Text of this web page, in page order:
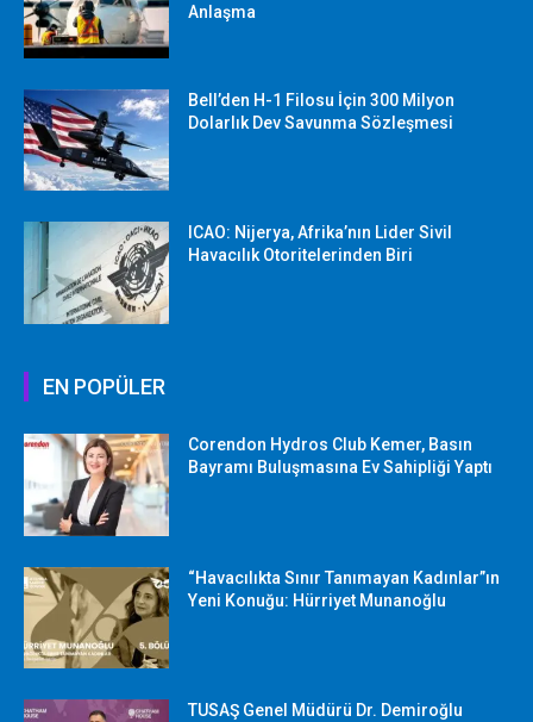
Anlaşma
Bell’den H-1 Filosu İçin 300 Milyon
Dolarlık Dev Savunma Sözleşmesi
ICAO: Nijerya, Afrika’nın Lider Sivil
Havacılık Otoritelerinden Biri
EN POPÜLER
Corendon Hydros Club Kemer, Basın
Bayramı Buluşmasına Ev Sahipliği Yaptı
“Havacılıkta Sınır Tanımayan Kadınlar”ın
Yeni Konuğu: Hürriyet Munanoğlu
TUSAŞ Genel Müdürü Dr. Demiroğlu